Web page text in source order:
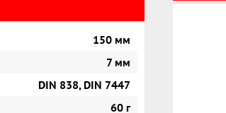
150 мм
7 мм
DIN 838, DIN 7447
60 г